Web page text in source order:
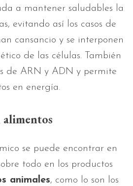
a mantener saludables la
evitando así los casos de
cansancio y se interponen
de las células. También
de ARN y ADN y permite
en energía.
se puede encontrar en
todo en los productos
animales, como lo son los